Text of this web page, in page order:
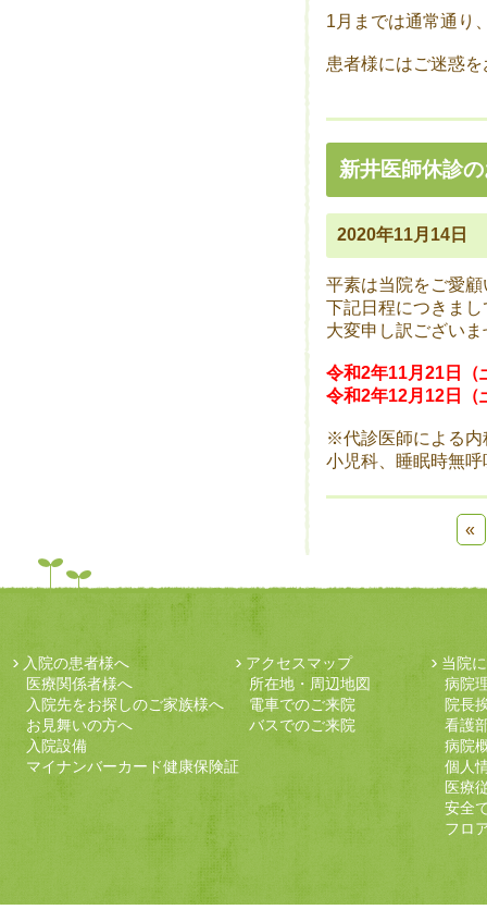
1月までは通常通り
患者様にはご迷惑
新井医師休診
2020年11月14日
平素は当院をご愛
下記日程につきま
大変申し訳ござい
令和2年11月21日（
令和2年12月12 日（
※代診医師による内
小児科、睡眠時無
«
入院の患者様へ
医療関係者様へ
入院先をお探しのご家族様へ
お見舞いの方へ
入院設備
マイナンバーカード健康保険証
アクセスマップ
所在地・周辺地図
電車でのご来院
バスでのご来院
当院
病院
院長
看護
病院
個人
医療
安全
フロ